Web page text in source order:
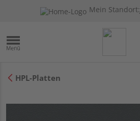
Mein Standort:
HPL-Platten